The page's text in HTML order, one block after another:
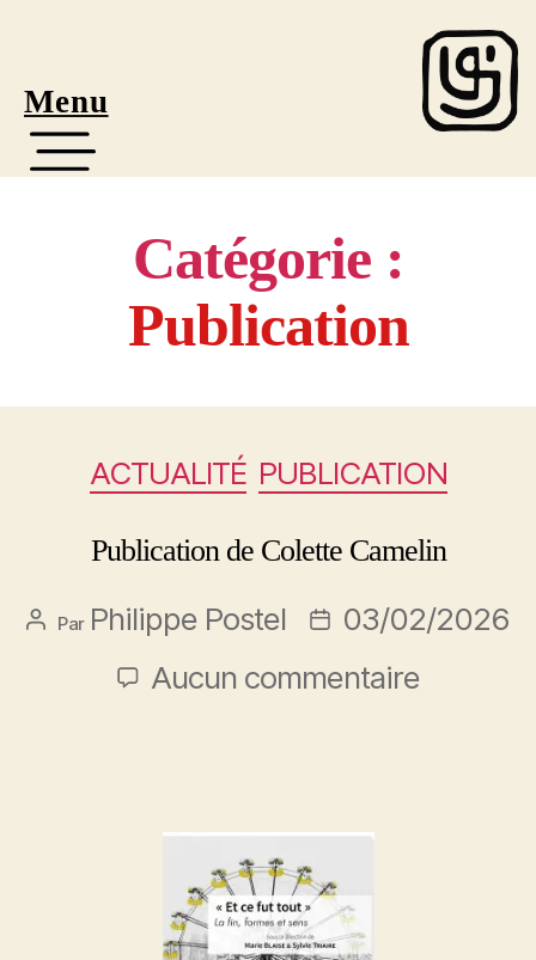
Menu
Catégorie :
Publication
ACTUALITÉ PUBLICATION
Publication de Colette Camelin
Par Philippe Postel
03/02/2026
Aucun commentaire